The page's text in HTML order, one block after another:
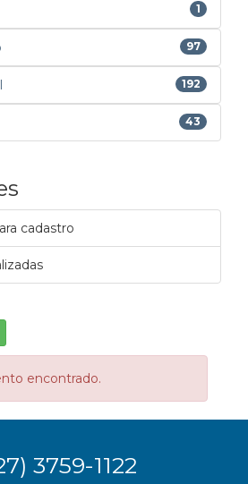
1
97
192
43
cadastro
encontrado.
3759-1122